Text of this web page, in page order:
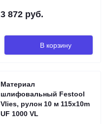
3 872 руб.
В корзину
Материал
шлифовальный Festool
Vlies, рулон 10 м 115x10m
UF 1000 VL